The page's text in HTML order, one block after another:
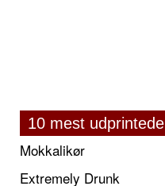
10 mest udprintede
Mokkalikør
Extremely Drunk